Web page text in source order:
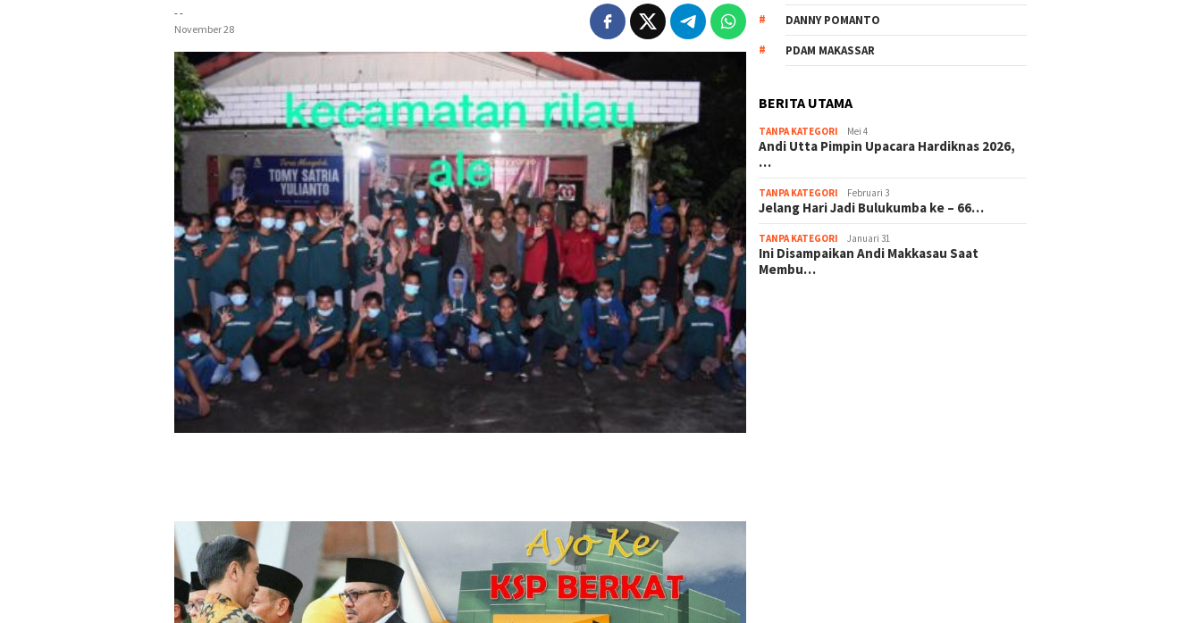
- -
November 28
DANNY POMANTO
PDAM MAKASSAR
BERITA UTAMA
TANPA KATEGORI Mei 4
Andi Utta Pimpin Upacara Hardiknas 2026,
…
TANPA KATEGORI Februari 3
Jelang Hari Jadi Bulukumba ke – 66…
TANPA KATEGORI Januari 31
Ini Disampaikan Andi Makkasau Saat
Membu…